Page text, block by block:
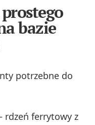
bazie
potrzebne do
rdzeń ferrytowy z